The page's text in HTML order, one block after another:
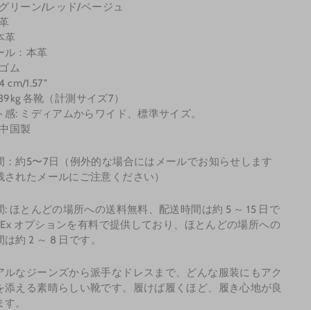
リーン/レッド/ベージュ
革
ル：本革
ム
cm/1.57"
各靴（計測サイズ7）
感: ミディアムからワイド、標準サイズ。
国製
：約5〜7日（例外的な場合にはメールでお知らせします
されたメールにご注意ください）
: ほとんどの場所への送料無料、配送時間は約 5 ～ 15 日で
オプションを有料で提供しており、ほとんどの場所への
約 2 ～ 8 日です。
ルなジーンズから派手なドレスまで、どんな服装にもアク
添える素晴らしい靴です。履けば履くほど、履き心地が良
。